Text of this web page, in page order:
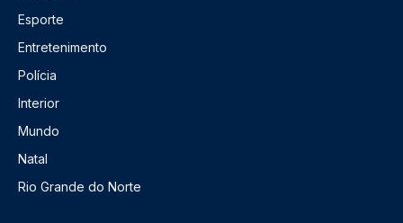
Esporte
Entretenimento
Polícia
Interior
Mundo
Natal
Rio Grande do Norte